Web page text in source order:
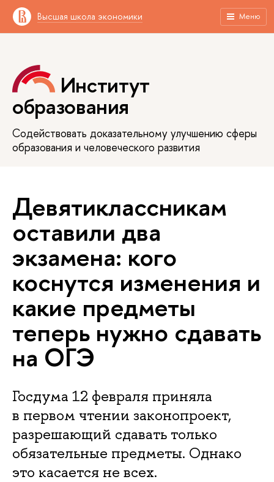
Высшая школа экономики Меню
Институт
образования
Содействовать доказательному улучшению сферы
образования и человеческого развития
Девятиклассникам
оставили два
экзамена: кого
коснутся изменения и
какие предметы
теперь нужно сдавать
на ОГЭ
Госдума 12 февраля приняла
в первом чтении законопроект,
разрешающий сдавать только
обязательные предметы. Однако
это касается не всех.